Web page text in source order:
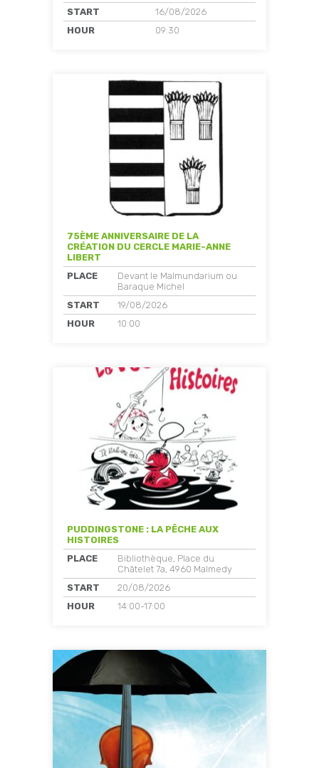
START
16/08/2026
HOUR
09:30
75ÈME ANNIVERSAIRE DE LA
CRÉATION DU CERCLE MARIE-ANNE
LIBERT
PLACE
Devant le Malmundarium ou
Baraque Michel
START
19/08/2026
HOUR
10:00
PUDDINGSTONE : LA PÊCHE AUX
HISTOIRES
PLACE
Bibliothèque, Place du
Châtelet 7a, 4960 Malmedy
START
20/08/2026
HOUR
14:00-17:00